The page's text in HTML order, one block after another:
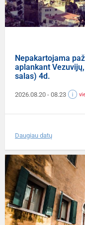
Nepakartojama
aplankant
salas) 4d.
2026.08.20 - 08.23
Daugiau datų